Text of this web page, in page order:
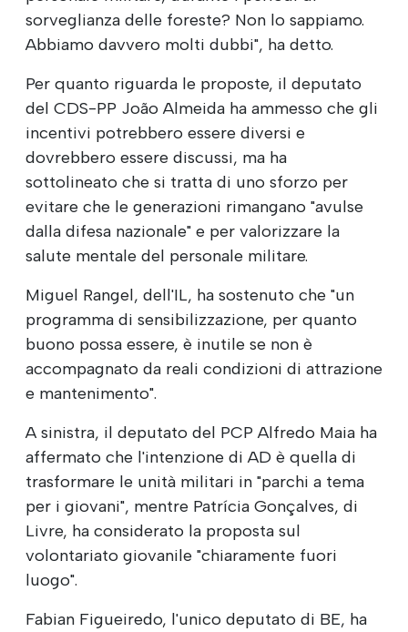
sorveglianza delle foreste? Non lo sappiamo.
Abbiamo davvero molti dubbi", ha detto.
Per quanto riguarda le proposte, il deputato
del CDS-PP João Almeida ha ammesso che gli
incentivi potrebbero essere diversi e
dovrebbero essere discussi, ma ha
sottolineato che si tratta di uno sforzo per
evitare che le generazioni rimangano "avulse
dalla difesa nazionale" e per valorizzare la
salute mentale del personale militare.
Miguel Rangel, dell'IL, ha sostenuto che "un
programma di sensibilizzazione, per quanto
buono possa essere, è inutile se non è
accompagnato da reali condizioni di attrazione
e mantenimento".
A sinistra, il deputato del PCP Alfredo Maia ha
affermato che l'intenzione di AD è quella di
trasformare le unità militari in "parchi a tema
per i giovani", mentre Patrícia Gonçalves, di
Livre, ha considerato la proposta sul
volontariato giovanile "chiaramente fuori
luogo".
Fabian Figueiredo, l'unico deputato di BE, ha